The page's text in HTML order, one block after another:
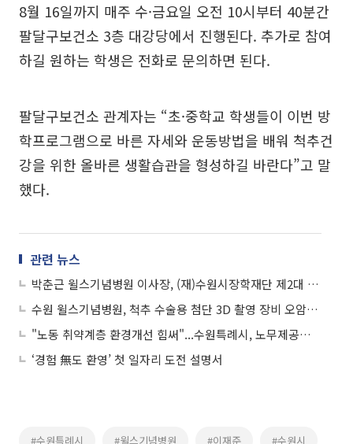
8월 16일까지 매주 수·금요일 오전 10시부터 40분간
팔달구보건소 3층 대강당에서 진행된다. 추가로 참여
하길 원하는 학생은 전화로 문의하면 된다.
팔달구보건소 관계자는 “초·중학교 학생들이 이번 방
학프로그램으로 바른 자세와 운동방법을 배워 척추건
강을 위한 올바른 생활습관을 형성하길 바란다”고 말
했다.
관련 뉴스
박춘근 윌스기념병원 이사장, (재)수원시장학재단 제2대 이사장 취임
수원 윌스기념병원, 척추 수술용 첨단 3D 촬영 장비 오암(O-arm 02) 도입
"노동 취약계층 환경개선 힘써"...수원특례시, 노무제공자에게 '산재보험ㆍ유급병가' 지원
‘경험 無도 환영’ 첫 일자리 도전 설명서
#수원특례시 #윌스기념병원 #이재준 #수원시